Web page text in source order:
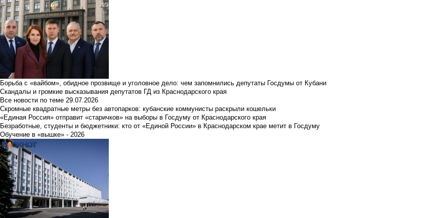
Борьба с «вайбом», обидное прозвище и уголовное дело: чем запомнились депутаты Госдумы от Кубани
Скандалы и громкие высказывания депутатов ГД из Краснодарского края
Все новости по теме 29.07.2026
Скромные квадратные метры без автопарков: кубанские коммунисты раскрыли кошельки
«Единая Россия» отправит «старичков» на выборы в Госдуму от Краснодарского края
Безработные, студенты и бюджетники: кто от «Единой России» в Краснодарском крае метит в Госдуму
Обучение в «вышке» - 2026